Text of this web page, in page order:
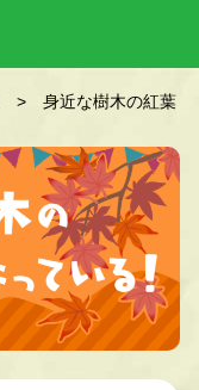
>
身近な樹木の紅葉